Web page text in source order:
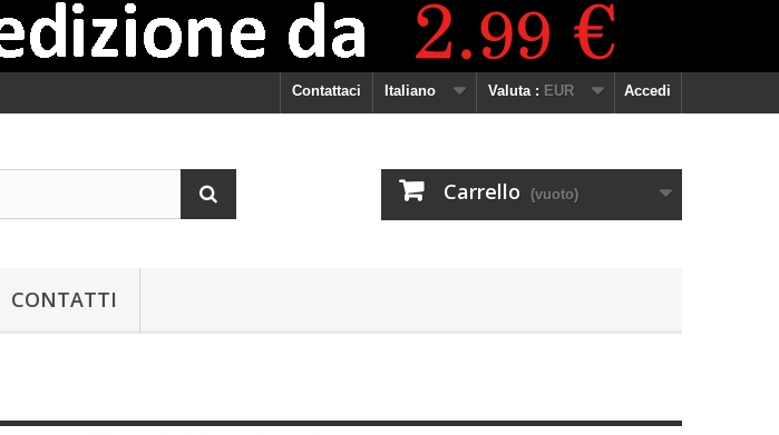
Accedi
Valuta : EUR
Italiano
Contattaci
Carrello (vuoto)
CONTATTI